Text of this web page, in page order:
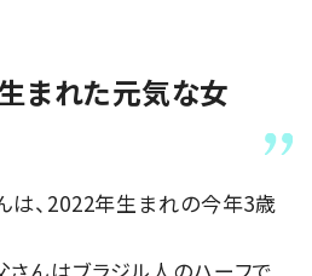
まれた元気な女
は、2022年生まれの今年3歳